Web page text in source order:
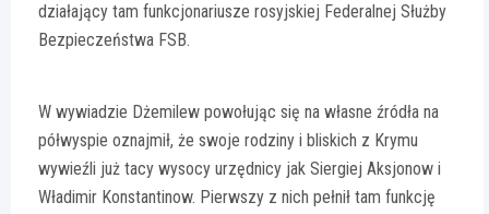
działający tam funkcjonariusze rosyjskiej Federalnej Służby
Bezpieczeństwa FSB.
W wywiadzie Dżemilew powołując się na własne źródła na
półwyspie oznajmił, że swoje rodziny i bliskich z Krymu
wywieźli już tacy wysocy urzędnicy jak Siergiej Aksjonow i
Władimir Konstantinow. Pierwszy z nich pełnił tam funkcję